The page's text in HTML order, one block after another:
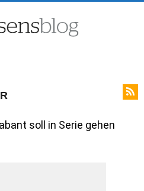
soll in Serie gehen